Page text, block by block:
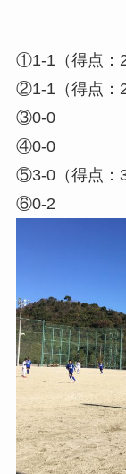
①1-1（得点：
②1-1（得点：
③0-0
④0-0
⑤3-0（得点：
⑥0-2